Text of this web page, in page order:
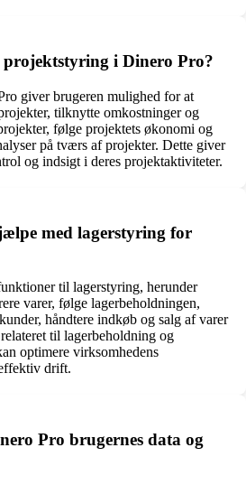
i Dinero Pro?
giver brugeren mulighed for at
tilknytte omkostninger og
følge projektets økonomi og
på tværs af projekter. Dette giver
og indsigt i deres projektaktiviteter.
med lagerstyring for
til lagerstyring, herunder
varer, følge lagerbeholdningen,
håndtere indkøb og salg af varer
til lagerbeholdning og
optimere virksomhedens
drift.
Pro brugernes data og